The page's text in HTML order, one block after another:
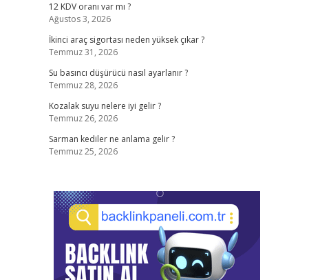
12 KDV oranı var mı ?
Ağustos 3, 2026
İkinci araç sigortası neden yüksek çıkar ?
Temmuz 31, 2026
Su basıncı düşürücü nasıl ayarlanır ?
Temmuz 28, 2026
Kozalak suyu nelere iyi gelir ?
Temmuz 26, 2026
Sarman kediler ne anlama gelir ?
Temmuz 25, 2026